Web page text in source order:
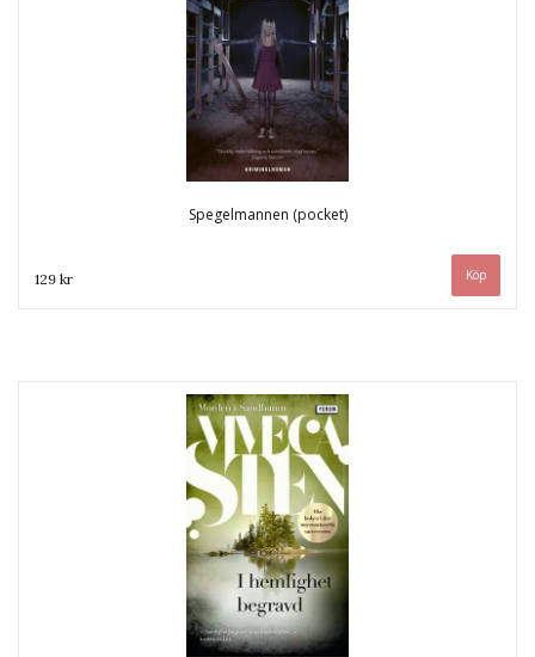
Spegelmannen (pocket)
129 kr